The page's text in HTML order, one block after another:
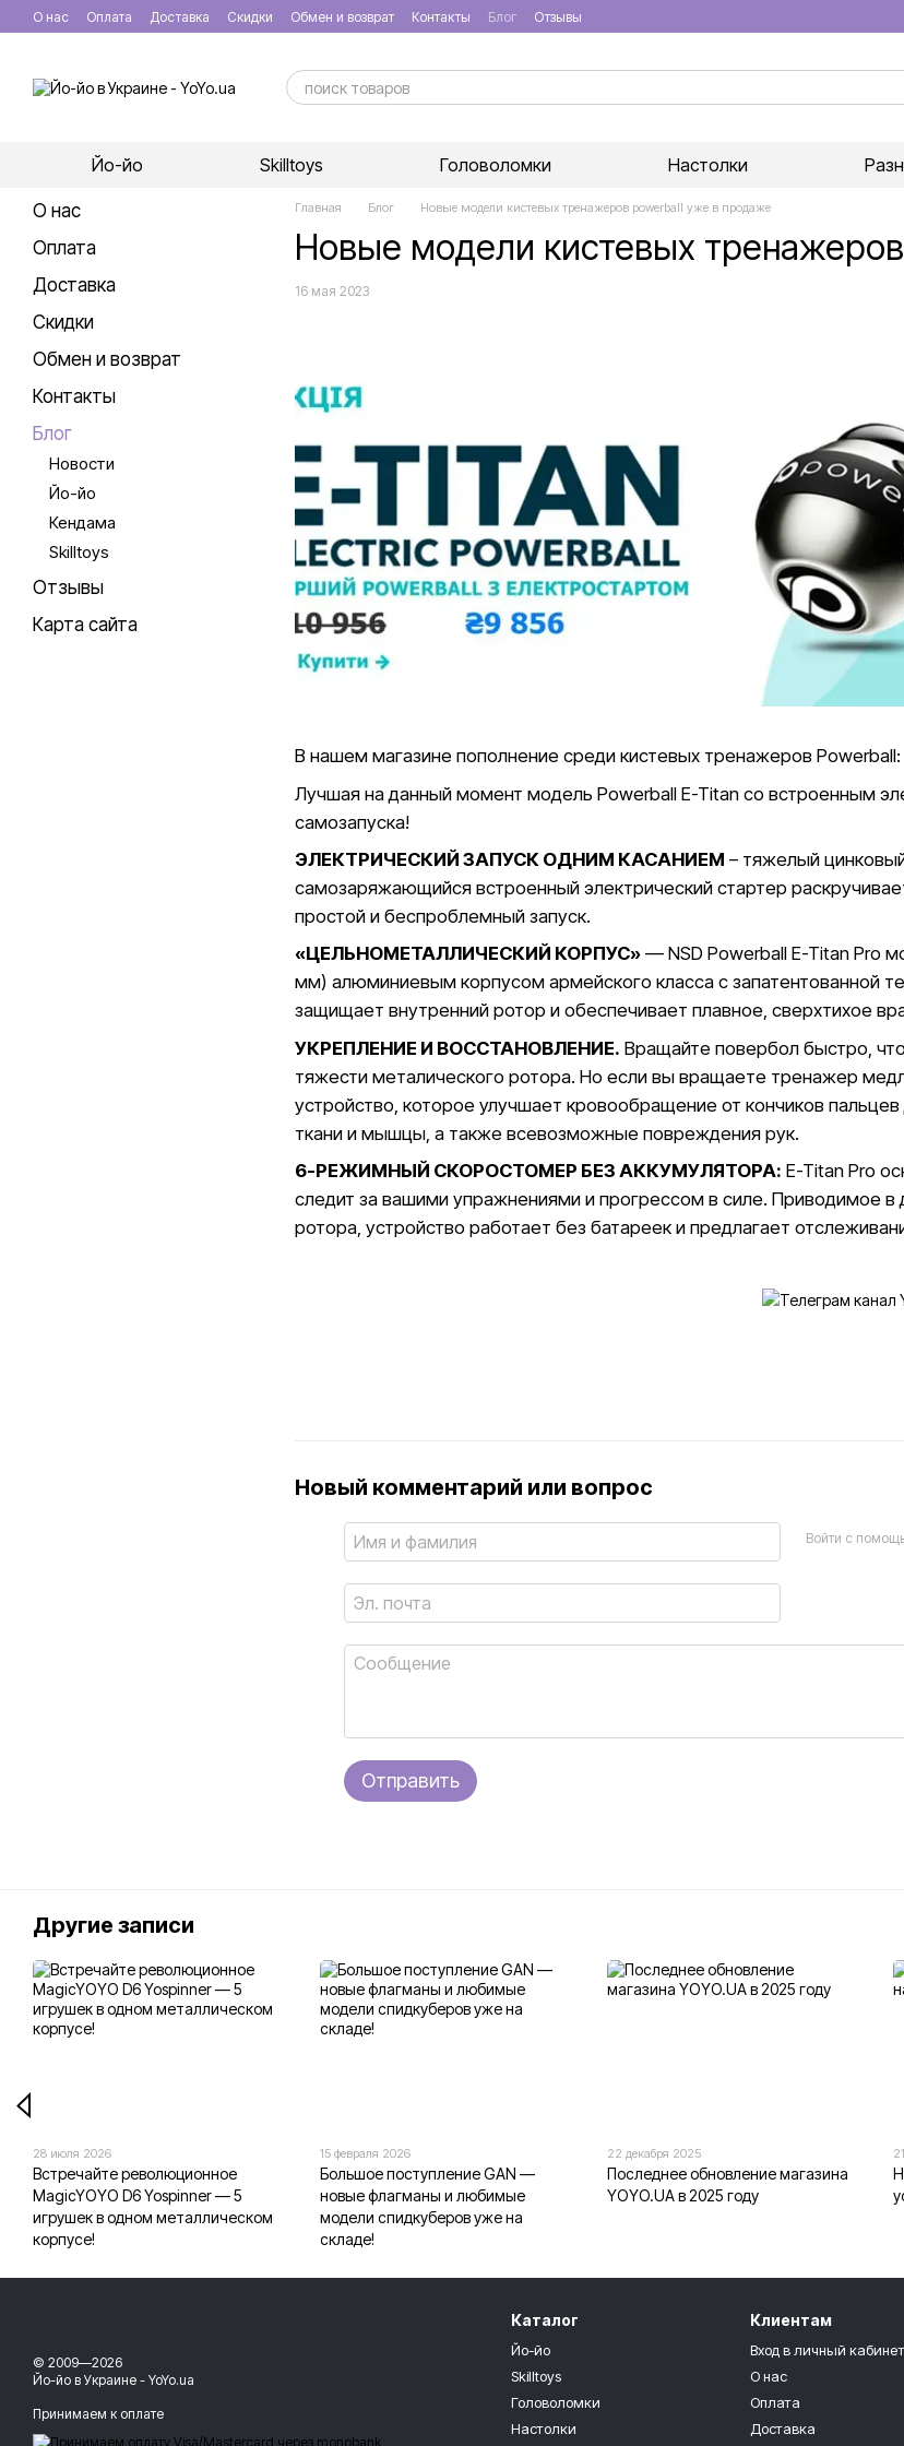
Перейти к основному контенту
О нас Оплата Доставка Скидки Обмен и возврат Контакты Блог Отзывы
Йо-йо Skilltoys Головоломки Настолки
Главная Блог Новые модели кистевых тренажеров powerball уже в продаже
Новые модели кистевых
16 мая 2023
В нашем магазине пополнение среди кистевых тренажеров Powerball:
Лучшая на данный момент модель Powerball E-Titan со встроенным
самозапуска!
ЭЛЕКТРИЧЕСКИЙ ЗАПУСК ОДНИМ КАСАНИЕМ – тяжелый
самозаряжающийся встроенный электрический стартер
простой и беспроблемный запуск.
«ЦЕЛЬНОМЕТАЛЛИЧЕСКИЙ КОРПУС» — NSD Powerball E-Titan Pro
мм) алюминиевым корпусом армейского класса с запатентованной
защищает внутренний ротор и обеспечивает плавное, сверхтихое
УКРЕПЛЕНИЕ И ВОССТАНОВЛЕНИЕ. Вращайте повербол быстро,
тяжести металического ротора. Но если вы вращаете тренажер
устройство, которое улучшает кровообращение от кончиков
ткани и мышцы, а также всевозможные повреждения рук.
6-РЕЖИМНЫЙ СКОРОСТОМЕР БЕЗ АККУМУЛЯТОРА: E-Titan Pro
следит за вашими упражнениями и прогрессом в силе. Приводимое
ротора, устройство работает без батареек и предлагает
Новый комментарий или вопрос
Войти с
Отправить
О нас
Оплата
Доставка
Скидки
Обмен и возврат
Контакты
Блог
Новости
Йо-йо
Кендама
Skilltoys
Отзывы
Карта сайта
Другие записи
28 июля 2026
Встречайте революционное
MagicYOYO D6 Yospinner — 5
игрушек в одном металлическом
корпусе!
15 февраля 2026
Большое поступление GAN —
новые флагманы и любимые
модели спидкуберов уже на
складе!
22 декабря 2025
Последнее обновление магазина
YOYO.UA в 2025 году
© 2009—2026
Йо-йо в Украине - YoYo.ua
Принимаем к оплате
Каталог
Йо-йо
Skilltoys
Головоломки
Настолки
Клиентам
Вход в личный кабинет
О нас
Оплата
Доставка